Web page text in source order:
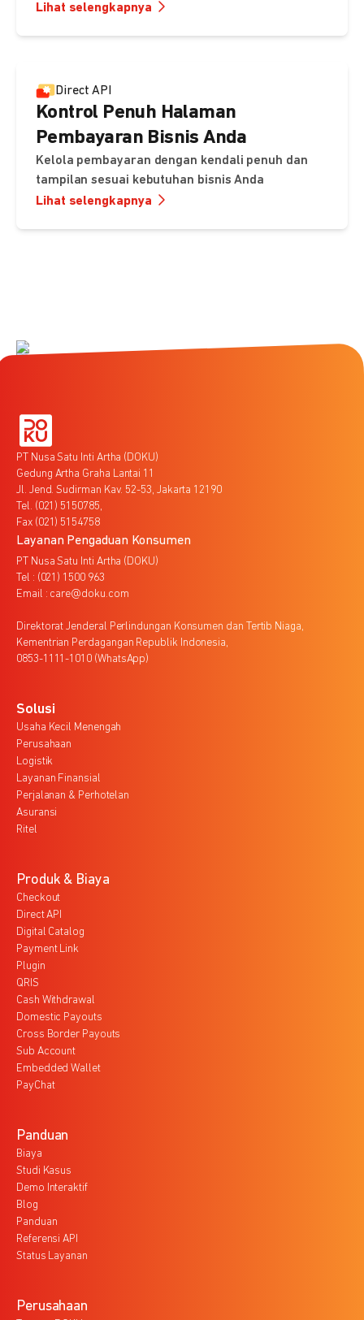
Lihat selengkapnya
Direct API
Kontrol Penuh Halaman
Pembayaran Bisnis Anda
Kelola pembayaran dengan kendali penuh dan
tampilan sesuai kebutuhan bisnis Anda
Lihat selengkapnya
PT Nusa Satu Inti Artha (DOKU)
Gedung Artha Graha Lantai 11
Jl. Jend. Sudirman Kav. 52-53, Jakarta 12190
Tel. (021) 5150785,
Fax (021) 5154758
Layanan Pengaduan Konsumen
PT Nusa Satu Inti Artha (DOKU)
Tel : (021) 1500 963
Email : care@doku.com
Direktorat Jenderal Perlindungan Konsumen dan Tertib Niaga,
Kementrian Perdagangan Republik Indonesia,
0853-1111-1010 (WhatsApp)
Solusi
Usaha Kecil Menengah
Perusahaan
Logistik
Layanan Finansial
Perjalanan & Perhotelan
Asuransi
Ritel
Produk & Biaya
Checkout
Direct API
Digital Catalog
Payment Link
Plugin
QRIS
Cash Withdrawal
Domestic Payouts
Cross Border Payouts
Sub Account
Embedded Wallet
PayChat
Panduan
Biaya
Studi Kasus
Demo Interaktif
Blog
Panduan
Referensi API
Status Layanan
Perusahaan